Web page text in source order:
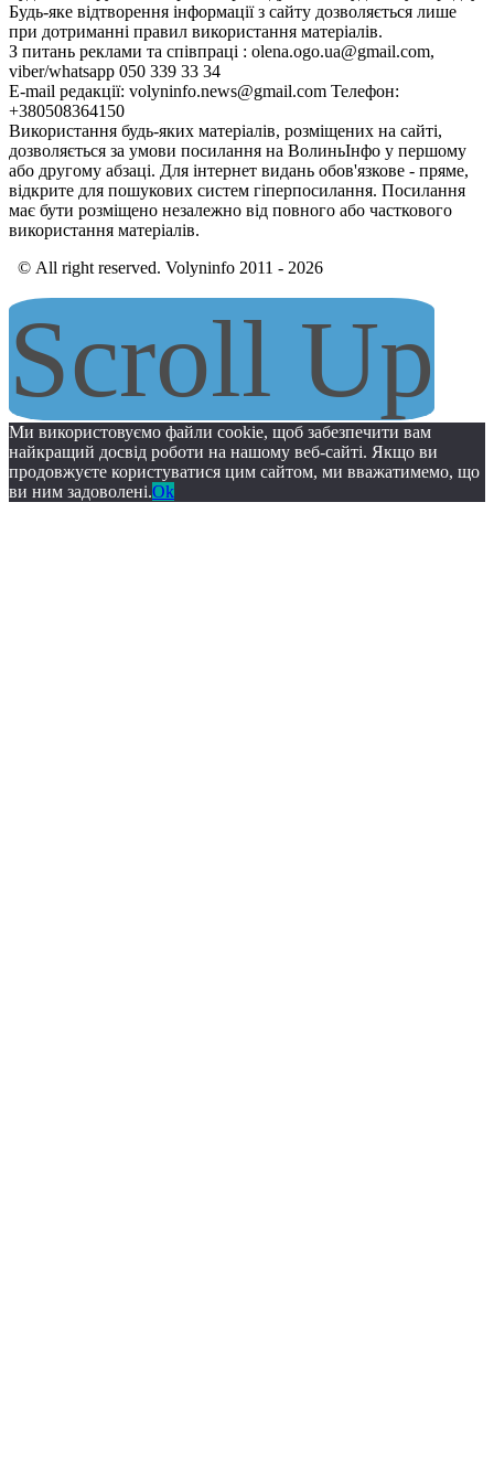
Будь-яке відтворення інформації з сайту дозволяється лише
при дотриманні правил використання матеріалів.
З питань реклами та співпраці : olena.ogo.ua@gmail.com,
viber/whatsapp 050 339 33 34
E-mail редакції: volyninfo.news@gmail.com Телефон:
+380508364150
Використання будь-яких матеріалів, розміщених на сайті,
дозволяється за умови посилання на ВолиньІнфо у першому
або другому абзаці. Для інтернет видань обов'язкове - пряме,
відкрите для пошукових систем гіперпосилання. Посилання
має бути розміщено незалежно від повного або часткового
використання матеріалів.
© All right reserved. Volyninfo 2011 - 2026
Scroll Up
Ми використовуємо файли cookie, щоб забезпечити вам
найкращий досвід роботи на нашому веб-сайті. Якщо ви
продовжуєте користуватися цим сайтом, ми вважатимемо, що
ви ним задоволені.Ok